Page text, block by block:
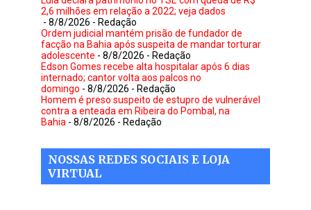
2,6 milhões em relação a 2022; veja dados
- 8/8/2026 - Redação
Ordem judicial mantém prisão de fundador de
facção na Bahia após suspeita de mandar torturar
adolescente - 8/8/2026 - Redação
Edson Gomes recebe alta hospitalar após 6 dias
internado; cantor volta aos palcos no
domingo - 8/8/2026 - Redação
Homem é preso suspeito de estupro de vulnerável
contra a enteada em Ribeira do Pombal, na
Bahia - 8/8/2026 - Redação
NOSSAS REDES SOCIAIS E LOJA
VIRTUAL